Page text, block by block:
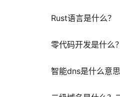
Rust语言是什么？
零代码开发是什么
智能dns是什么意